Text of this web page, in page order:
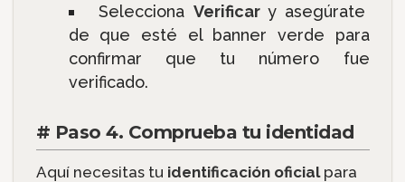
Selecciona Verificar y asegúrate
de que esté el banner verde para
confirmar que tu número fue
verificado.
# Paso 4. Comprueba tu identidad
Aquí necesitas tu identificación oficial para